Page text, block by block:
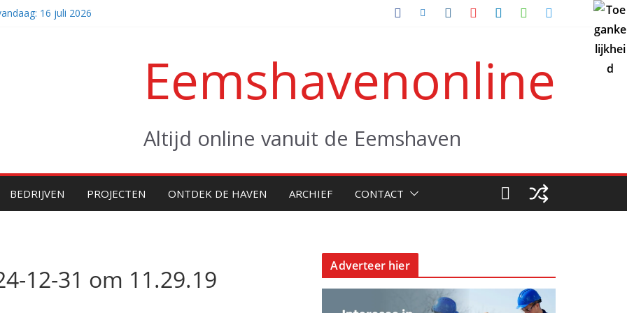
16 juli 2026
Altera klaar voor eerste projectEemshavenonline
Altijd online vanuit de Eemshaven
BEDRIJVEN PROJECTEN ONTDEK DE HAVEN ARCHIEF CONTACT
12-31 om 11.29.19 Adverteer hier